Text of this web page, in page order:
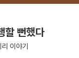
할 뻔했다
이야기